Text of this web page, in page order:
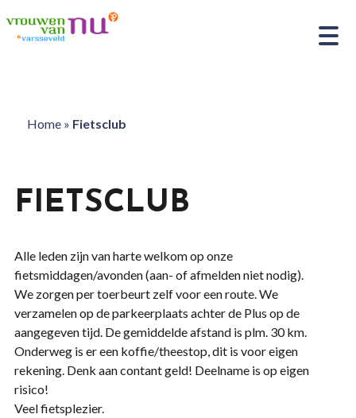
Home» Fietsclub
FIETSCLUB
Alle leden zijn van harte welkom op onze
fietsmiddagen/avonden (aan- of afmelden niet nodig).
We zorgen per toerbeurt zelf voor een route. We
verzamelen op de parkeerplaats achter de Plus op de
aangegeven tijd. De gemiddelde afstand is plm. 30 km.
Onderweg is er een koffie/theestop, dit is voor eigen
rekening. Denk aan contant geld! Deelname is op eigen
risico!
Veel fietsplezier.